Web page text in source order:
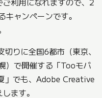
ャンペーンです。
りに全国6都市（東京、
）で開催する「Tooモバ
」でも、Adobe Creative
ます。